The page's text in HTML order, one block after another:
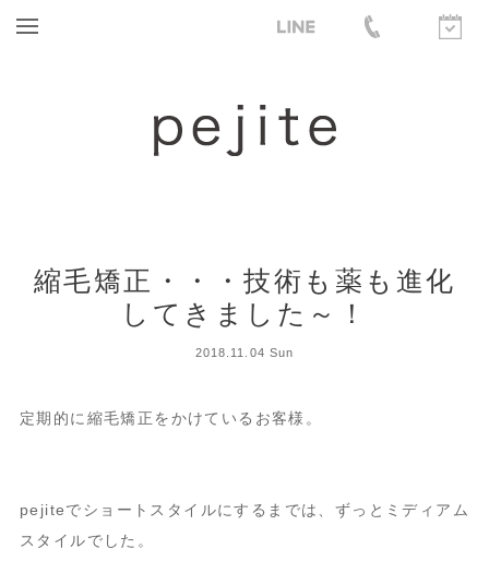
縮毛矯正・・・技術も薬も進化
してきました～！
2018.11.04 Sun
定期的に縮毛矯正をかけているお客様。
pejiteでショートスタイルにするまでは、ずっとミディアム
スタイルでした。